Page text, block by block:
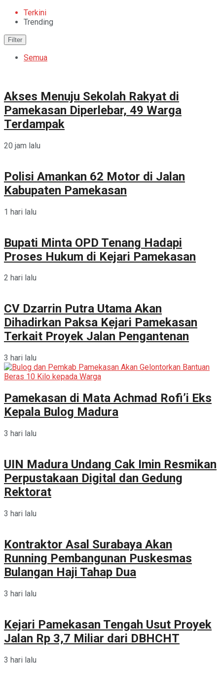
Terkini
Trending
Filter
Semua
Akses Menuju Sekolah Rakyat di
Pamekasan Diperlebar, 49 Warga
Terdampak
20 jam lalu
Polisi Amankan 62 Motor di Jalan
Kabupaten Pamekasan
1 hari lalu
Bupati Minta OPD Tenang Hadapi
Proses Hukum di Kejari Pamekasan
2 hari lalu
CV Dzarrin Putra Utama Akan
Dihadirkan Paksa Kejari Pamekasan
Terkait Proyek Jalan Pengantenan
3 hari lalu
Pamekasan di Mata Achmad Rofi’i Eks
Kepala Bulog Madura
3 hari lalu
UIN Madura Undang Cak Imin Resmikan
Perpustakaan Digital dan Gedung
Rektorat
3 hari lalu
Kontraktor Asal Surabaya Akan
Running Pembangunan Puskesmas
Bulangan Haji Tahap Dua
3 hari lalu
Kejari Pamekasan Tengah Usut Proyek
Jalan Rp 3,7 Miliar dari DBHCHT
3 hari lalu